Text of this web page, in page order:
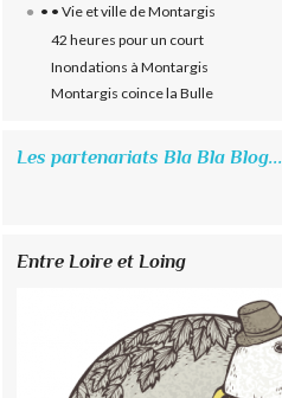
• • Vie et ville de Montargis
42 heures pour un court
Inondations à Montargis
Montargis coince la Bulle
Les partenariats Bla Bla Blog...
Entre Loire et Loing